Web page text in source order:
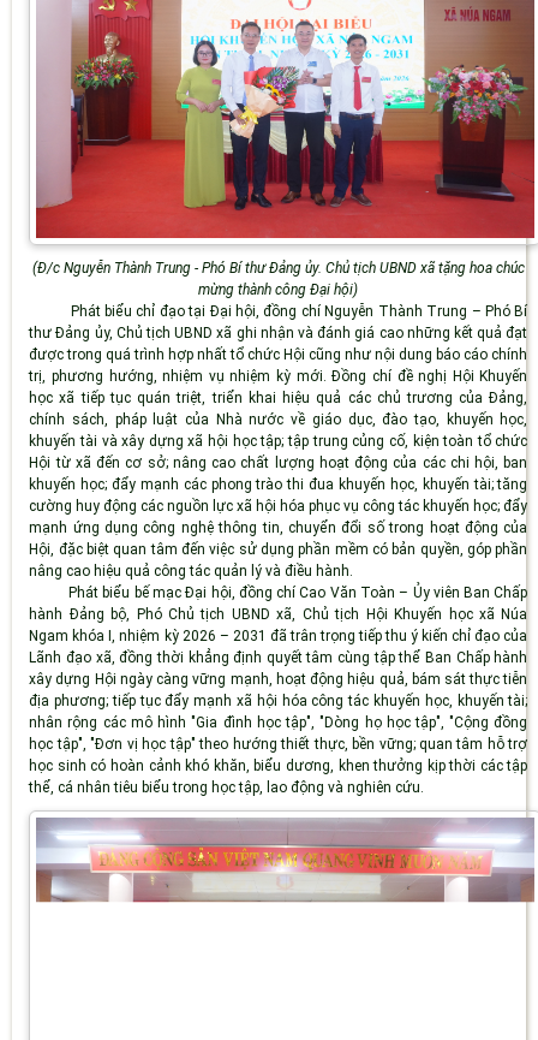
(Đ/c Nguyễn Thành Trung - Phó Bí thư Đảng ủy. Chủ tịch UBND xã tặng hoa chúc
mừng thành công Đại hội)
Phát biểu chỉ đạo tại Đại hội, đồng chí Nguyễn Thành Trung – Phó Bí
thư Đảng ủy, Chủ tịch UBND xã ghi nhận và đánh giá cao những kết quả đạt
được trong quá trình hợp nhất tổ chức Hội cũng như nội dung báo cáo chính
trị, phương hướng, nhiệm vụ nhiệm kỳ mới. Đồng chí đề nghị Hội Khuyến
học xã tiếp tục quán triệt, triển khai hiệu quả các chủ trương của Đảng,
chính sách, pháp luật của Nhà nước về giáo dục, đào tạo, khuyến học,
khuyến tài và xây dựng xã hội học tập; tập trung củng cố, kiện toàn tổ chức
Hội từ xã đến cơ sở; nâng cao chất lượng hoạt động của các chi hội, ban
khuyến học; đẩy mạnh các phong trào thi đua khuyến học, khuyến tài; tăng
cường huy động các nguồn lực xã hội hóa phục vụ công tác khuyến học; đẩy
mạnh ứng dụng công nghệ thông tin, chuyển đổi số trong hoạt động của
Hội, đặc biệt quan tâm đến việc sử dụng phần mềm có bản quyền, góp phần
nâng cao hiệu quả công tác quản lý và điều hành.
Phát biểu bế mạc Đại hội, đồng chí Cao Văn Toàn – Ủy viên Ban Chấp
hành Đảng bộ, Phó Chủ tịch UBND xã, Chủ tịch Hội Khuyến học xã Núa
Ngam khóa I, nhiệm kỳ 2026 – 2031 đã trân trọng tiếp thu ý kiến chỉ đạo của
Lãnh đạo xã, đồng thời khẳng định quyết tâm cùng tập thể Ban Chấp hành
xây dựng Hội ngày càng vững mạnh, hoạt động hiệu quả, bám sát thực tiễn
địa phương; tiếp tục đẩy mạnh xã hội hóa công tác khuyến học, khuyến tài;
nhân rộng các mô hình "Gia đình học tập", "Dòng họ học tập", "Cộng đồng
học tập", "Đơn vị học tập" theo hướng thiết thực, bền vững; quan tâm hỗ trợ
học sinh có hoàn cảnh khó khăn, biểu dương, khen thưởng kịp thời các tập
thể, cá nhân tiêu biểu trong học tập, lao động và nghiên cứu.